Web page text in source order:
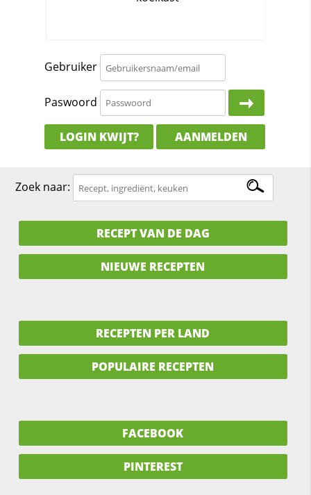
Gebruiker
Paswoord
LOGIN KWIJT? AANMELDEN
Zoek naar:
RECEPT VAN DE DAG
NIEUWE RECEPTEN
RECEPTEN PER LAND
POPULAIRE RECEPTEN
FACEBOOK
PINTEREST